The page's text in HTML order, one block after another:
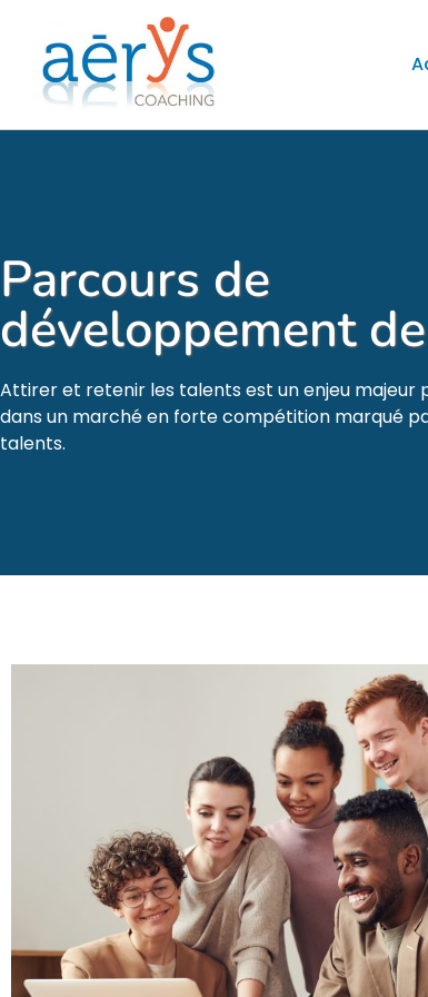
Parcours de
développement
Attirer et retenir les talents est un enjeu majeur
dans un marché en forte compétition marqué
talents.